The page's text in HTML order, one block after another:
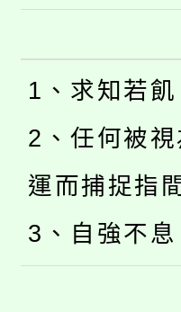
1、求知若
2、任何被
運而捕捉指
3、自強不息